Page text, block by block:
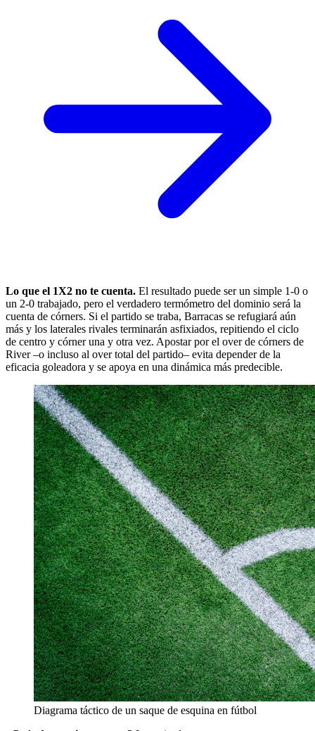
Lo que el 1X2 no te cuenta. El resultado puede ser un simple 1-0 o
un 2-0 trabajado, pero el verdadero termómetro del dominio será la
cuenta de córners. Si el partido se traba, Barracas se refugiará aún
más y los laterales rivales terminarán asfixiados, repitiendo el ciclo
de centro y córner una y otra vez. Apostar por el over de córners de
River –o incluso al over total del partido– evita depender de la
eficacia goleadora y se apoya en una dinámica más predecible.
Diagrama táctico de un saque de esquina en fútbol